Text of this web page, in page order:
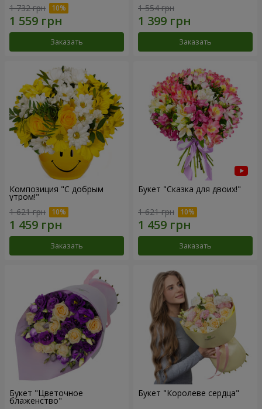
1 732 грн
Заказать
1 554 грн
Заказать
Композиция "С добрым
утром!"
1 621 грн
Заказать
Букет "Сказка для двоих!"
1 621 грн
Заказать
Букет "Цветочное
блаженство"
Букет "Королеве сердца"